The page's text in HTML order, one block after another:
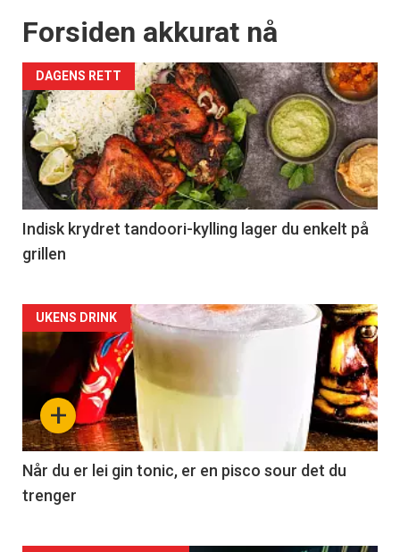
Forsiden akkurat nå
DAGENS RETT
Indisk krydret tandoori-kylling lager du enkelt på
grillen
Forsiden
akkurat
nå
-
2
+
UKENS DRINK
Når du er lei gin tonic, er en pisco sour det du
trenger